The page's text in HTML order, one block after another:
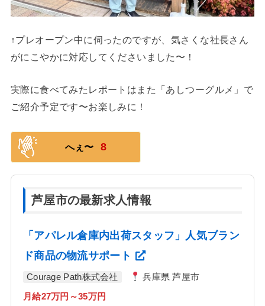
↑プレオープン中に伺ったのですが、気さくな社長さん
がにこやかに対応してくださいました〜！
実際に食べてみたレポートはまた「あしつーグルメ」で
ご紹介予定です〜お楽しみに！
へぇ〜 8
芦屋市の最新求人情報
「アパレル倉庫内出荷スタッフ」人気ブラン
ド商品の物流サポート
Courage Path株式会社 兵庫県 芦屋市
月給27万円～35万円